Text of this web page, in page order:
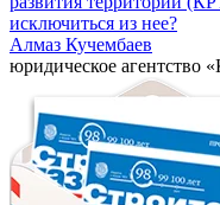
исключиться из нее?
Алмаз Кучембаев
юридическое агентство